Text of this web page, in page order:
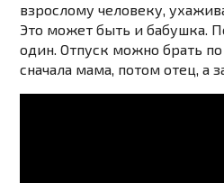
взрослому человеку,
Это может быть и бабушка.
один. Отпуск можно брать
сначала мама, потом отец, а